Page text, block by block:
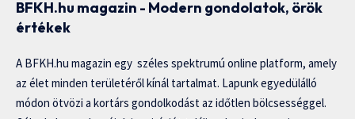
BFKH.hu magazin - Modern gondolatok, örök
értékek
A BFKH.hu magazin egy széles spektrumú online platform, amely
az élet minden területéről kínál tartalmat. Lapunk egyedülálló
módon ötvözi a kortárs gondolkodást az időtlen bölcsességgel.